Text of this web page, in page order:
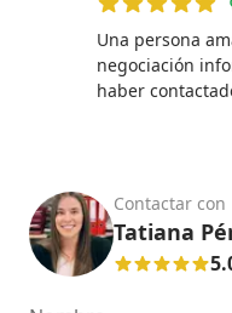
Una persona
negociación
haber
Contactar con
Tatiana